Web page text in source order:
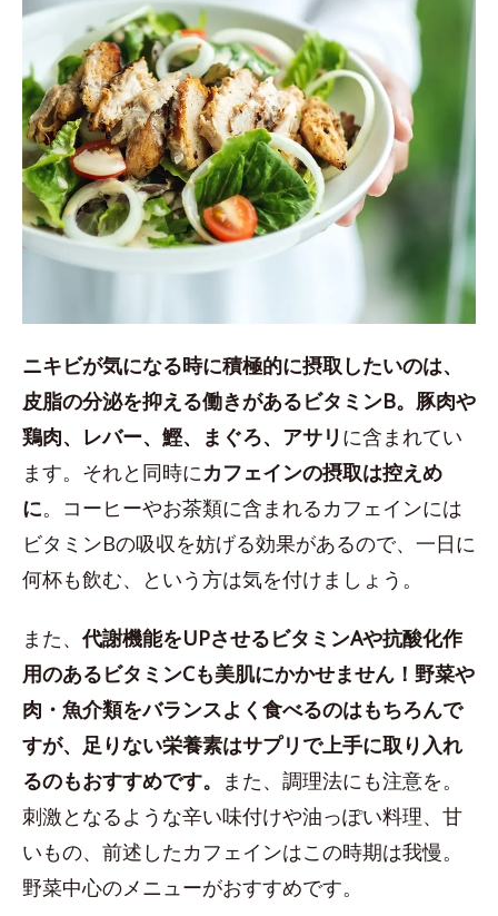
ニキビが気になる時に積極的に摂取したいのは、
皮脂の分泌を抑える働きがあるビタミンB。豚肉や
鶏肉、レバー、鰹、まぐろ、アサリ に含まれてい
ます。それと同時にカフェインの摂取は控えめ
に。コーヒーやお茶類に含まれるカフェインには
ビタミンBの吸収を妨げる効果があるので、一日に
何杯も飲む、という方は気を付けましょう。
また、代謝機能をUPさせるビタミンAや抗酸化作
用のあるビタミンCも美肌にかかせません！野菜や
肉・魚介類をバランスよく食べるのはもちろんで
すが、足りない栄養素はサプリで上手に取り入れ
るのもおすすめです。 また、調理法にも注意を。
刺激となるような辛い味付けや油っぽい料理、甘
いもの、前述したカフェインはこの時期は我慢。
野菜中心のメニューがおすすめです。